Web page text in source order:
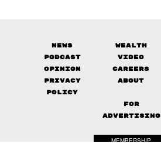
News Wealth
Podcast
Video
Opinion
Careers
Privacy
Policy
About
FOR
ADVERTISING
MEMBERSHIP